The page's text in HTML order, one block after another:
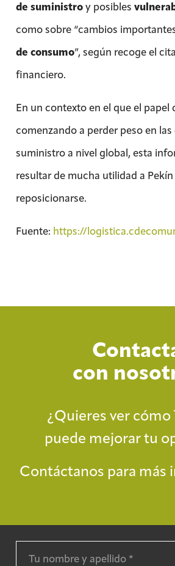
de suministroy posibles
como sobre “cambios
de consumo”, según recoge el
financiero.
En un contexto en el que el papel
comenzando a perder peso en las
suministro a nivel global, esta
resultar de mucha utilidad a
reposicionarse.
Fuente: https://
con
¿Quieres ver cómo
puede mejorar tu
Contáctanos para más